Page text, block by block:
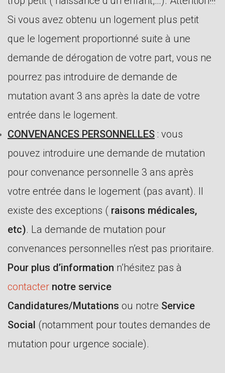
Si vous avez obtenu un logement plus petit
que le logement proportionné suite à une
demande de dérogation de votre part, vous ne
pourrez pas introduire de demande de
mutation avant 3 ans après la date de votre
entrée dans le logement.
CONVENANCES PERSONNELLES : vous
pouvez introduire une demande de mutation
pour convenance personnelle 3 ans après
votre entrée dans le logement (pas avant). Il
existe des exceptions ( raisons médicales,
etc). La demande de mutation pour
convenances personnelles n’est pas prioritaire.
Pour plus d’information n’hésitez pas à
contacter notre service
Candidatures/Mutations ou notre Service
Social (notamment pour toutes demandes de
mutation pour urgence sociale).